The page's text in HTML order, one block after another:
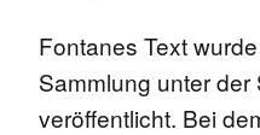
Fontanes Text
Sammlung unter der
veröffentlicht. Bei